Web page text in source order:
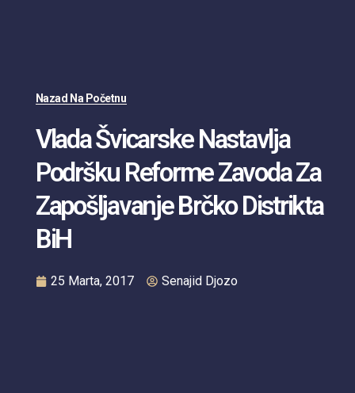
Nazad Na Početnu
Vlada Švicarske Nastavlja
Podršku Reforme Zavoda Za
Zapošljavanje Brčko Distrikta
BiH
25 Marta, 2017 Senajid Djozo